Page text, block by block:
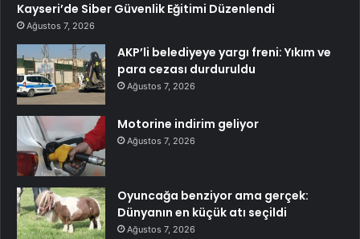
Kayseri’de Siber Güvenlik Eğitimi Düzenlendi
Ağustos 7, 2026
AKP’li belediyeye yargı freni: Yıkım ve
para cezası durduruldu
Ağustos 7, 2026
Motorine indirim geliyor
Ağustos 7, 2026
Oyuncağa benziyor ama gerçek:
Dünyanın en küçük atı seçildi
Ağustos 7, 2026